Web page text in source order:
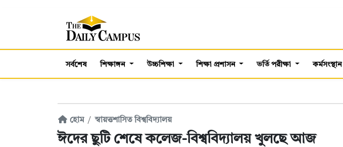
সর্বশেষ শিক্ষাঙ্গন উচ্চশিক্ষা শিক্ষা প্রশাসন ভর্তি পরীক্ষা কর্মসংস্থান
হোম স্বায়ত্তশাসিত বিশ্ববিদ্যালয়
ঈদের ছুটি শেষে কলেজ-বিশ্ববিদ্যালয় খুলছে আজ